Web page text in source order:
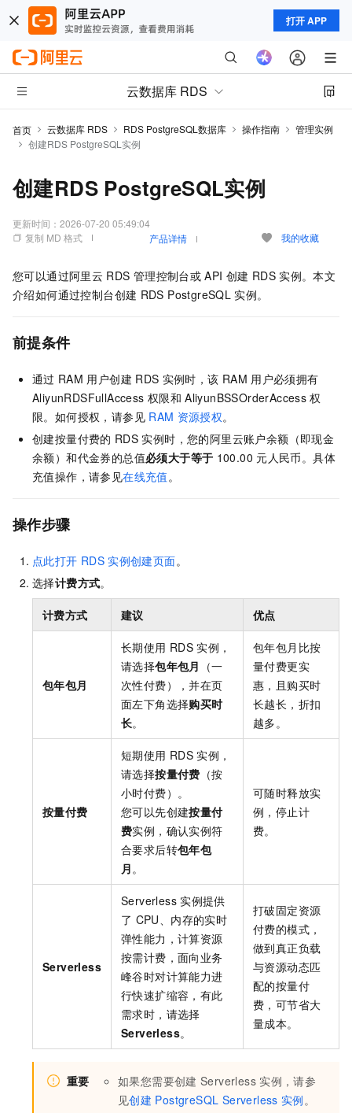
打开 APP
云数据库 RDS
首页 云数据库 RDS RDS PostgreSQL数据库 操作指南
管理实例
创建RDS PostgreSQL实例
创建RDS PostgreSQL实例
更新时间： 2026-07-20 05:49:04
复制 MD 格式
产品详情 我的收藏
您可以通过阿里云 RDS 管理控制台或 API 创建 RDS 实例。本文
介绍如何通过控制台创建 RDS PostgreSQL 实例。
前提条件
通过 RAM 用户创建 RDS 实例时，该 RAM 用户必须拥有
AliyunRDSFullAccess 权限和 AliyunBSSOrderAccess 权
限。如何授权，请参见 RAM 资源授权。
创建按量付费的 RDS 实例时，您的阿里云账户余额（即现金
余额）和代金券的总值必须大于等于 100.00 元人民币。具体
充值操作，请参见在线充值。
操作步骤
点此打开 RDS 实例创建页面。
选择计费方式。
计费方式 建议 优点
包年包月
长期使用 RDS 实例，
请选择包年包月 （一
次性付费），并在页
面左下角选择购买时
长。
包年包月比按
量付费更实
惠，且购买时
长越长，折扣
越多。
按量付费
短期使用 RDS 实例，
请选择按量付费 （按
小时付费）。
您可以先创建按量付
费实例，确认实例符
合要求后转包年包
月。
可随时释放实
例，停止计
费。
Serverless
Serverless 实例提供
了 CPU、内存的实时
弹性能力，计算资源
按需计费，面向业务
峰谷时对计算能力进
行快速扩缩容，有此
需求时，请选择
Serverless。
打破固定资源
付费的模式，
做到真正负载
与资源动态匹
配的按量付
费，可节省大
量成本。
重要 如果您需要创建 Serverless 实例，请参
见创建 PostgreSQL Serverless 实例。